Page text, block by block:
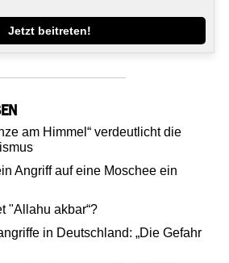
Jetzt beitreten!
am Himmel“ verdeutlicht die
Angriff auf eine Moschee ein
"Allahu akbar“?
in Deutschland: „Die Gefahr